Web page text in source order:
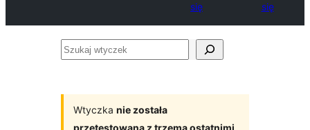
się
się
Szukaj
Wtyczka nie została
przetestowana z trzema ostatnimi